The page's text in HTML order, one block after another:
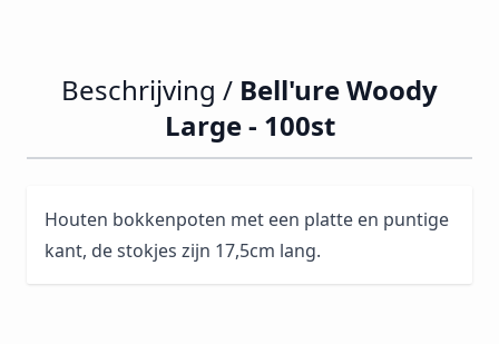
Beschrijving / Bell'ure Woody
Large - 100st
Houten bokkenpoten met een platte en puntige
kant, de stokjes zijn 17,5cm lang.